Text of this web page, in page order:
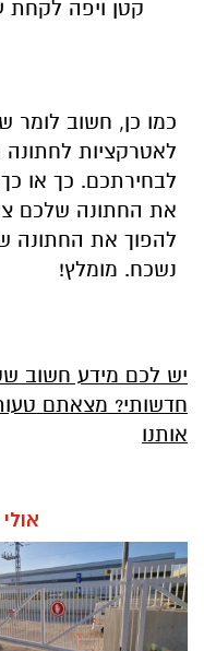
קטן ויפה
כמו כן, חשוב לומר
לאטרקציות לחתונה
לבחירתכם. כך או
את החתונה שלכם
להפוך את החתונה
נשכח. מומלץ!
יש לכם מידע חשוב
חדשותי? מצאתם
אותנו